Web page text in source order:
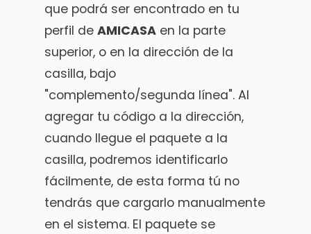
que podrá ser encontrado en tu
perfil de AMICASA en la parte
superior, o en la dirección de la
casilla, bajo
"complemento/segunda línea". Al
agregar tu código a la dirección,
cuando llegue el paquete a la
casilla, podremos identificarlo
fácilmente, de esta forma tú no
tendrás que cargarlo manualmente
en el sistema. El paquete se